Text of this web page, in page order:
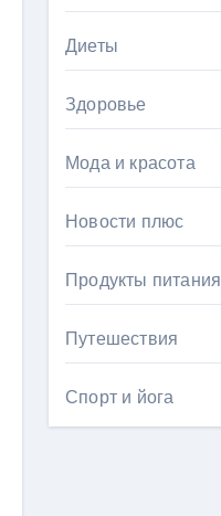
Диеты
Здоровье
Мода и красота
Новости плюс
Продукты питания
Путешествия
Спорт и йога